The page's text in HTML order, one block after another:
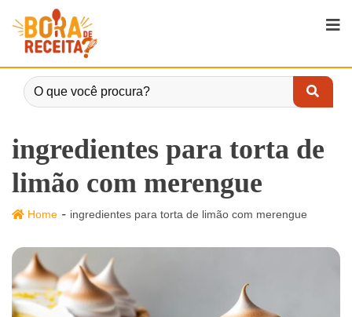
ingredientes para torta de
limão com merengue
Home - ingredientes para torta de limão com merengue